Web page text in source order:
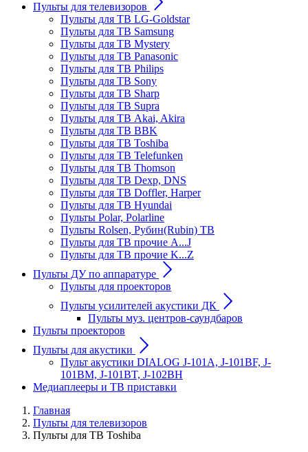
Пульты для телевизоров
Пульты для ТВ LG-Goldstar
Пульты для ТВ Samsung
Пульты для ТВ Mystery
Пульты для ТВ Panasonic
Пульты для ТВ Philips
Пульты для ТВ Sony
Пульты для ТВ Sharp
Пульты для ТВ Supra
Пульты для ТВ Akai, Akira
Пульты для ТВ BBK
Пульты для ТВ Toshiba
Пульты для ТВ Telefunken
Пульты для ТВ Thomson
Пульты для ТВ Dexp, DNS
Пульты для ТВ Doffler, Harper
Пульты для ТВ Hyundai
Пульты Polar, Polarline
Пульты Rolsen, Рубин(Rubin) ТВ
Пульты для ТВ прочие A...J
Пульты для ТВ прочие K...Z
Пульты ДУ по аппаратуре
Пульты для проекторов
Пульты усилителей акустики ДК
Пульты муз. центров-саундбаров
Пульты проекторов
Пульты для акустики
Пульт акустики DIALOG J-101A, J-101BF, J-
101BM, J-101BT, J-102BH
Медиаплееры и ТВ приставки
Главная
Пульты для телевизоров
Пульты для ТВ Toshiba